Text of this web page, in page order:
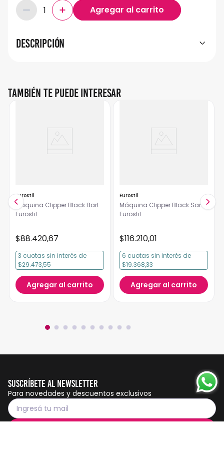
Descripción
También te puede interesar
Eurostil
Máquina Clipper Black Bart
Eurostil
$88.420,67
3 cuotas sin interés de
$29.473,55
Agregar al carrito
Eurostil
Máquina Clipper Black Sam
Eurostil
$116.210,01
6 cuotas sin interés de
$19.368,33
Agregar al carrito
Suscríbete al Newsletter
Para novedades y descuentos exclusivos